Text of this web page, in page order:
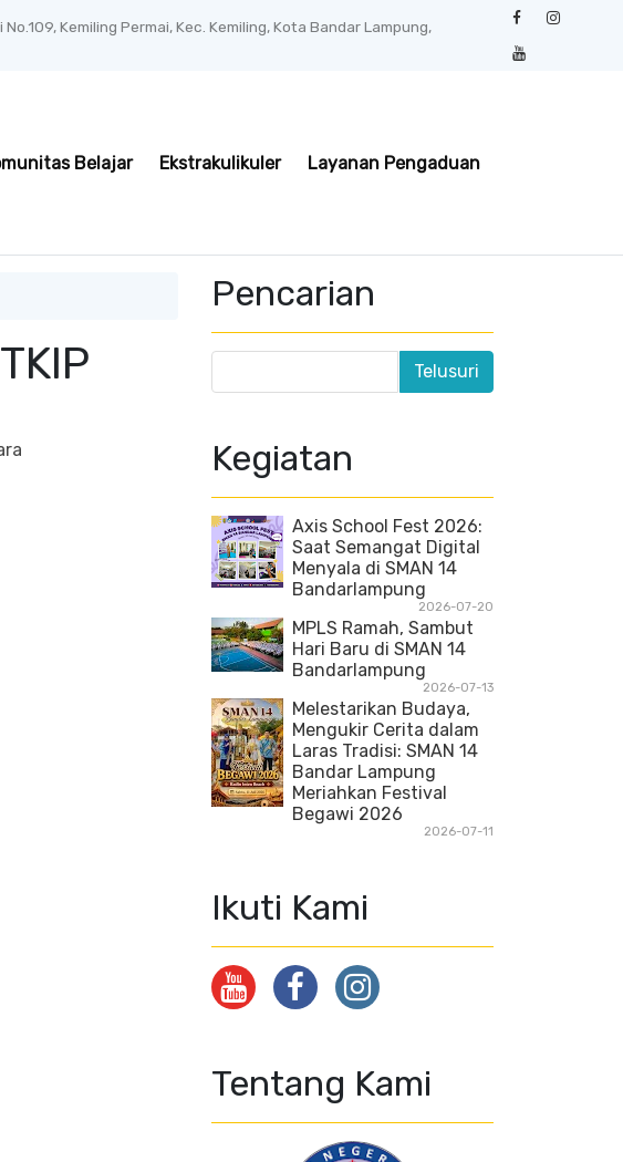
Kemiling Permai, Kec. Kemiling, Kota Bandar Lampung,
Belajar Ekstrakulikuler Layanan Pengaduan
Pencarian
Kegiatan
Axis School Fest 2026:
Saat Semangat Digital
Menyala di SMAN 14
Bandarlampung
2026-07-20
MPLS Ramah, Sambut
Hari Baru di SMAN 14
Bandarlampung
2026-07-13
Melestarikan Budaya,
Mengukir Cerita dalam
Laras Tradisi: SMAN 14
Bandar Lampung
Meriahkan Festival
Begawi 2026
2026-07-11
Ikuti Kami
Tentang Kami